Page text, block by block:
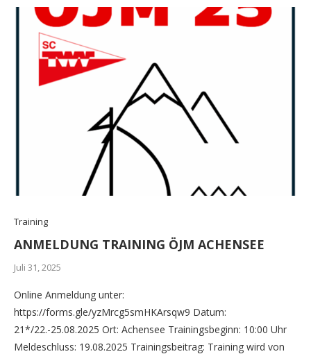
Training
ANMELDUNG TRAINING ÖJM ACHENSEE
Juli 31, 2025
Online Anmeldung unter:
https://forms.gle/yzMrcg5smHKArsqw9 Datum:
21*/22.-25.08.2025 Ort: Achensee Trainingsbeginn: 10:00 Uhr
Meldeschluss: 19.08.2025 Trainingsbeitrag: Training wird von